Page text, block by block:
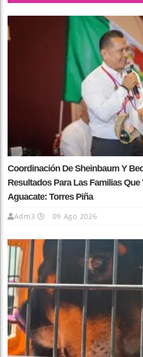
Coordinación De Sheinbaum Y
Resultados Para Las Familias Que
Aguacate: Torres Piña
Adm3 09 Ago 2026